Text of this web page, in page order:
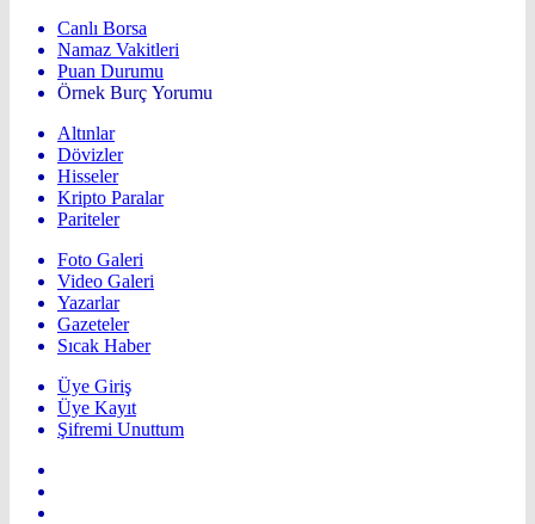
Canlı Borsa
Namaz Vakitleri
Puan Durumu
Örnek Burç Yorumu
Altınlar
Dövizler
Hisseler
Kripto Paralar
Pariteler
Foto Galeri
Video Galeri
Yazarlar
Gazeteler
Sıcak Haber
Üye Giriş
Üye Kayıt
Şifremi Unuttum